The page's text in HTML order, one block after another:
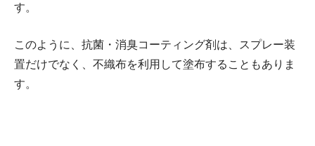
す。
このように、抗菌・消臭コーティング剤は、スプレー装
置だけでなく、不織布を利用して塗布することもありま
す。